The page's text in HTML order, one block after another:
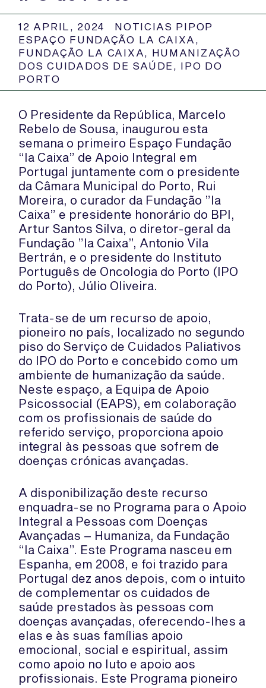
12 APRIL, 2024
NOTICIAS PIPOP
ESPAÇO FUNDAÇÃO LA CAIXA ,
FUNDAÇÃO LA CAIXA, HUMANIZAÇÃO
DOS CUIDADOS DE SAÚDE , IPO DO
PORTO
O Presidente da República, Marcelo
Rebelo de Sousa, inaugurou esta
semana o primeiro Espaço Fundação
“la Caixa” de Apoio Integral em
Portugal juntamente com o presidente
da Câmara Municipal do Porto, Rui
Moreira, o curador da Fundação ”la
Caixa” e presidente honorário do BPI,
Artur Santos Silva, o diretor-geral da
Fundação ”la Caixa”, Antonio Vila
Bertrán, e o presidente do Instituto
Português de Oncologia do Porto (IPO
do Porto), Júlio Oliveira.
Trata-se de um recurso de apoio,
pioneiro no país, localizado no segundo
piso do Serviço de Cuidados Paliativos
do IPO do Porto e concebido como um
ambiente de humanização da saúde.
Neste espaço, a Equipa de Apoio
Psicossocial (EAPS), em colaboração
com os profissionais de saúde do
referido serviço, proporciona apoio
integral às pessoas que sofrem de
doenças crónicas avançadas.
A disponibilização deste recurso
enquadra-se no Programa para o Apoio
Integral a Pessoas com Doenças
Avançadas – Humaniza, da Fundação
“la Caixa”. Este Programa nasceu em
Espanha, em 2008, e foi trazido para
Portugal dez anos depois, com o intuito
de complementar os cuidados de
saúde prestados às pessoas com
doenças avançadas, oferecendo-lhes a
elas e às suas famílias apoio
emocional, social e espiritual, assim
como apoio no luto e apoio aos
profissionais. Este Programa pioneiro